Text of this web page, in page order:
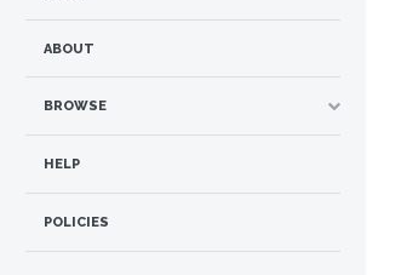
ABOUT
BROWSE
HELP
POLICIES